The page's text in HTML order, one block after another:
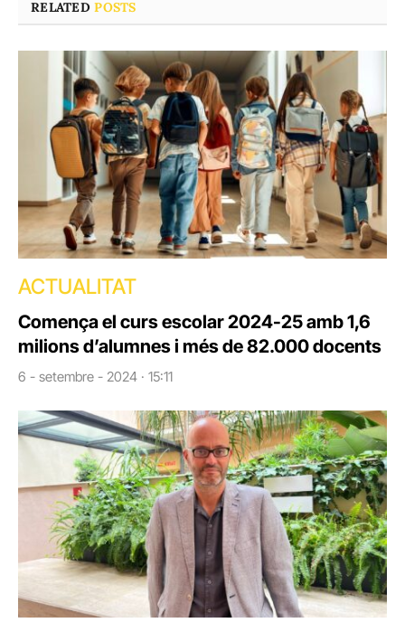
RELATEDPOSTS
ACTUALITAT
Comença el curs escolar 2024-25 amb 1,6
milions d’alumnes i més de 82.000 docents
6 - setembre - 2024 · 15:11